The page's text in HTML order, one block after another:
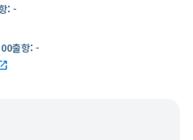
: -
출항: -